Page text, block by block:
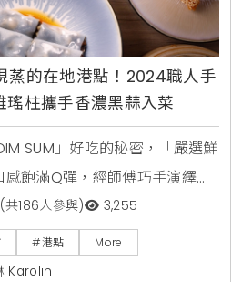
蒸的在地港點！2024職人手
柱攜手香濃黑蒜入菜
SUM」好吃的秘密，「嚴選鮮
飽滿Q彈，經師傅巧手演繹，
點最佳配角「西螺壺底純釀醬
質及氣候條件，產出的黃豆品
後，豆香濃郁，口感甘醇，是
(共186人參與) 3,255
#港點 More
Karolin